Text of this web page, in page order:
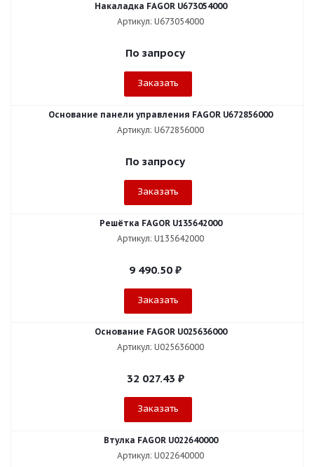
Накаладка FAGOR U673054000
Артикул: U673054000
По запросу
Заказать
Основание панели управления FAGOR U672856000
Артикул: U672856000
По запросу
Заказать
Решётка FAGOR U135642000
Артикул: U135642000
9 490.50 ₽
Заказать
Основание FAGOR U025636000
Артикул: U025636000
32 027.43 ₽
Заказать
Втулка FAGOR U022640000
Артикул: U022640000